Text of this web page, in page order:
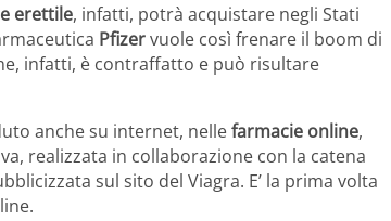
erettile, infatti, potrà acquistare negli Stati
Pfizervuole così frenare il boom di
infatti, è contraffatto e può risultare
anche su internet, nellefarmacie online,
realizzata in collaborazione con la catena
sul sito del Viagra. E’ la prima volta